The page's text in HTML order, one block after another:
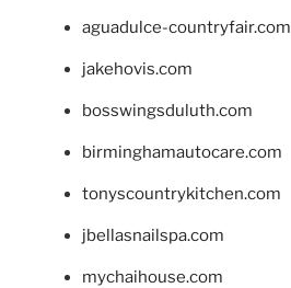
aguadulce-countryfair.com
jakehovis.com
bosswingsduluth.com
birminghamautocare.com
tonyscountrykitchen.com
jbellasnailspa.com
mychaihouse.com